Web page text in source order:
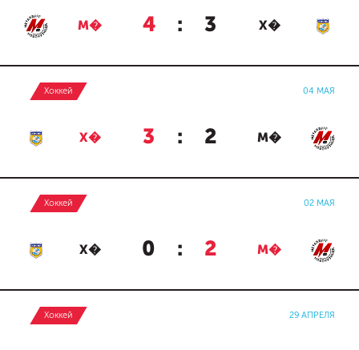
М� 4 : 3 Х�
Хоккей 04 МАЯ
Х� 3 : 2 М�
Хоккей 02 МАЯ
Х� 0 : 2 М�
Хоккей 29 АПРЕЛЯ